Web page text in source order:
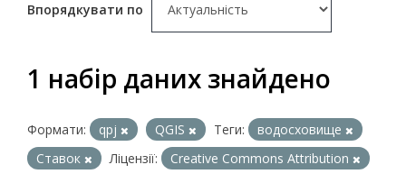
Впорядкувати по
1 набір даних знайдено
Формати: qpj QGIS Теги:
водосховище
Ставок
Ліцензії:
Creative Commons Attribution